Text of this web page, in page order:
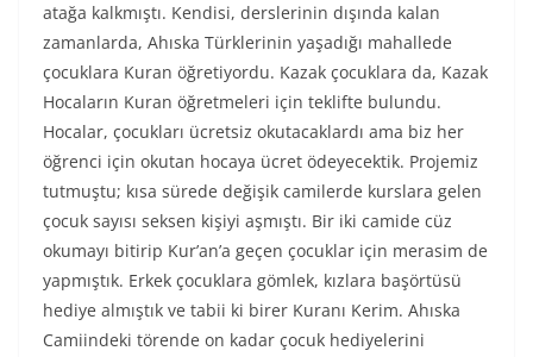
atağa kalkmıştı. Kendisi, derslerinin dışında kalan
zamanlarda, Ahıska Türklerinin yaşadığı mahallede
çocuklara Kuran öğretiyordu. Kazak çocuklara da, Kazak
Hocaların Kuran öğretmeleri için teklifte bulundu.
Hocalar, çocukları ücretsiz okutacaklardı ama biz her
öğrenci için okutan hocaya ücret ödeyecektik. Projemiz
tutmuştu; kısa sürede değişik camilerde kurslara gelen
çocuk sayısı seksen kişiyi aşmıştı. Bir iki camide cüz
okumayı bitirip Kur’an’a geçen çocuklar için merasim de
yapmıştık. Erkek çocuklara gömlek, kızlara başörtüsü
hediye almıştık ve tabii ki birer Kuranı Kerim. Ahıska
Camiindeki törende on kadar çocuk hediyelerini